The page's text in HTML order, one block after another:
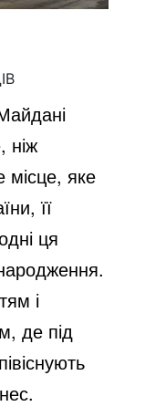
ніж
місце, яке
її
ця
і
де під